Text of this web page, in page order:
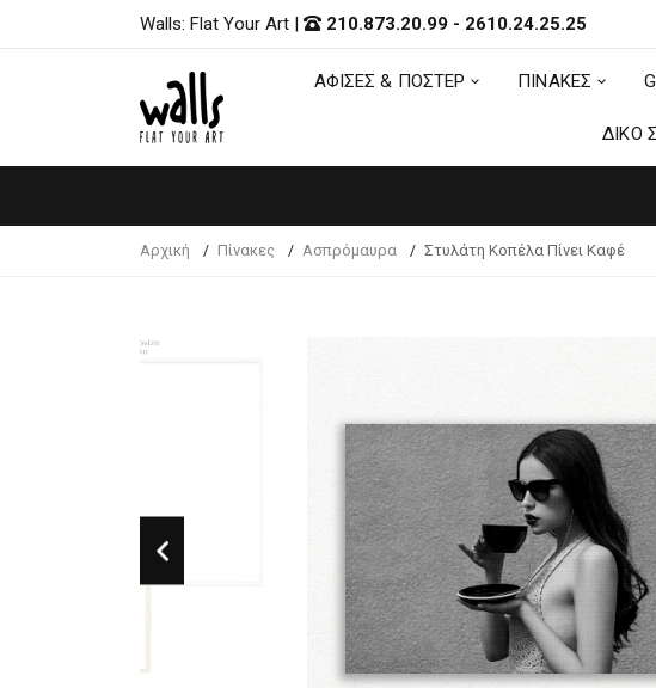
ΑΦΙΣΕΣ & ΠΟΣΤΕΡ ΠΙΝΑΚΕΣ
ΔΙΚΟ
Walls: Flat Your Art | 210.873.20.99 - 2610.24.25.25
ΑΦΙΣΕΣ & ΠΟΣΤΕΡ ΠΙΝΑΚΕΣ
ΔΙΚΟ
Αρχική Πίνακες Ασπρόμαυρα Στυλάτη Κοπέλα Πίνει Καφέ